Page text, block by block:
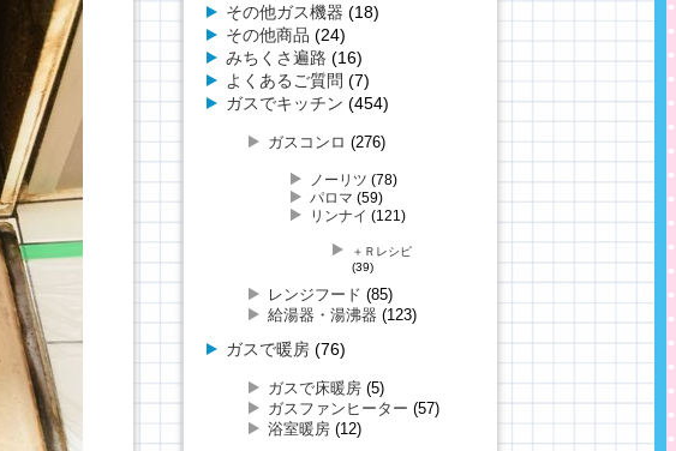
その他ガス機器 (18)
その他商品 (24)
みちくさ遍路 (16)
よくあるご質問 (7)
ガスでキッチン (454)
ガスコンロ (276)
ノーリツ (78)
パロマ (59)
リンナイ (121)
＋Ｒレシピ
(39)
レンジフード (85)
給湯器・湯沸器 (123)
ガスで暖房(76)
ガスで床暖房(5)
ガスファンヒーター (57)
浴室暖房(12)